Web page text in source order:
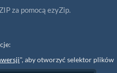
za pomocą ezyZip.
", aby otworzyć selektor plików